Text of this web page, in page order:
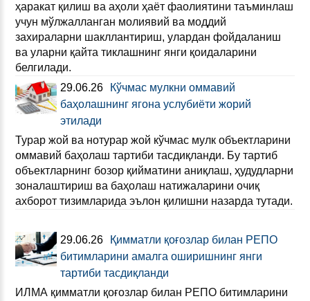
ҳаракат қилиш ва аҳоли ҳаёт фаолиятини таъминлаш
учун мўлжалланган молиявий ва моддий
захираларни шакллантириш, улардан фойдаланиш
ва уларни қайта тиклашнинг янги қоидаларини
белгилади.
29.06.26
Кўчмас мулкни оммавий
баҳолашнинг ягона услубиёти жорий
этилади
Турар жой ва нотурар жой кўчмас мулк объектларини
оммавий баҳолаш тартиби тасдиқланди. Бу тартиб
объектларнинг бозор қийматини аниқлаш, ҳудудларни
зоналаштириш ва баҳолаш натижаларини очиқ
ахборот тизимларида эълон қилишни назарда тутади.
29.06.26
Қимматли қоғозлар билан РЕПО
битимларини амалга оширишнинг янги
тартиби тасдиқланди
ИЛМА қимматли қоғозлар билан РЕПО битимларини